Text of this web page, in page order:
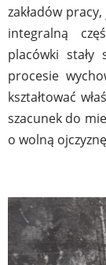
zakładów
integralną
placówki
procesie
kształtować
szacunek do
o wolną